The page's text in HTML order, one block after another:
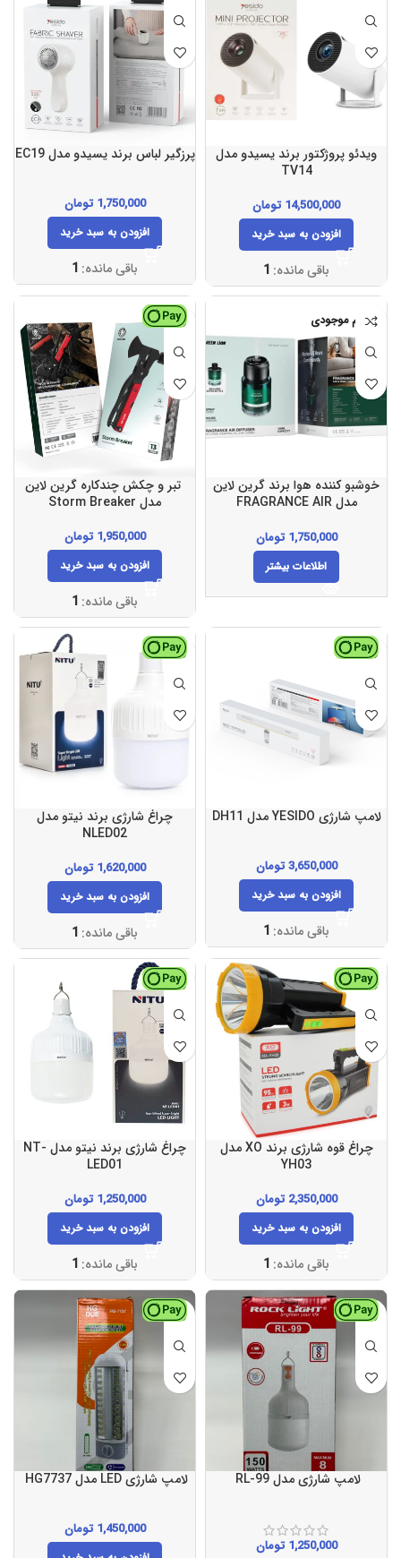
ویدئو پروژکتور برند یسیدو مدل
TV14
14,500,000 تومان
افزودن به سبد خرید
باقی مانده: 1
پرزگیر لباس برند یسیدو مدل EC19
1,750,000 تومان
افزودن به سبد خرید
باقی مانده: 1
اتمام موجودی
خوشبو کننده هوا برند گرین لاین
مدل FRAGRANCE AIR
1,750,000 تومان
اطلاعات بیشتر
تبر و چکش چندکاره گرین لاین
مدل Storm Breaker
1,950,000 تومان
افزودن به سبد خرید
باقی مانده: 1
لامپ شارژی YESIDO مدل DH11
3,650,000 تومان
افزودن به سبد خرید
باقی مانده: 1
چراغ شارژی برند نیتو مدل
NLED02
1,620,000 تومان
افزودن به سبد خرید
باقی مانده: 1
چراغ قوه شارژی برند XO مدل
YH03
2,350,000 تومان
افزودن به سبد خرید
باقی مانده: 1
چراغ شارژی برند نیتو مدل NT-
LED01
1,250,000 تومان
افزودن به سبد خرید
باقی مانده: 1
لامپ شارژی مدل RL-99
1,250,000 تومان
لامپ شارژی LED مدل HG7737
1,450,000 تومان